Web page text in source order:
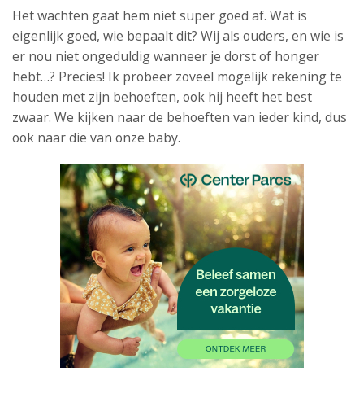
Het wachten gaat hem niet super goed af. Wat is
eigenlijk goed, wie bepaalt dit? Wij als ouders, en wie is
er nou niet ongeduldig wanneer je dorst of honger
hebt…? Precies! Ik probeer zoveel mogelijk rekening te
houden met zijn behoeften, ook hij heeft het best
zwaar. We kijken naar de behoeften van ieder kind, dus
ook naar die van onze baby.